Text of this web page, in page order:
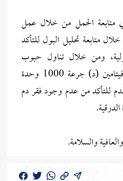
متابعة الحمل من خلال عمل
متابعة تحليل البول للتأكد
ومن خلال تناول حبوب
فوليك أسيد، وحبوب فيتامين (د) جرعة 1000 وحدة
للتأكد من عدم وجود فقر دم
والسلامة.